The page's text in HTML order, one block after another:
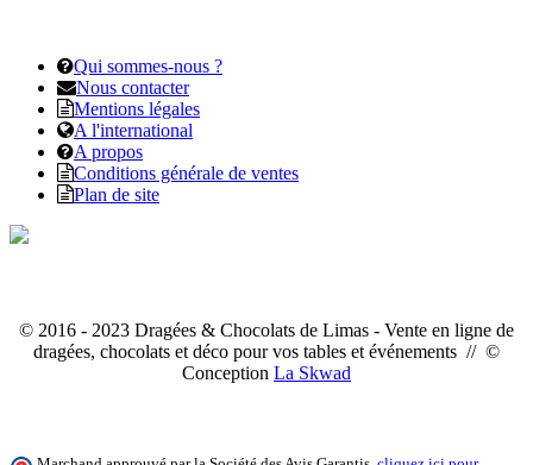
Qui sommes-nous ?
Nous contacter
Mentions légales
A l'international
A propos
Conditions générale de ventes
Plan de site
© 2016 - 2023 Dragées & Chocolats de Limas - Vente en ligne de
dragées, chocolats et déco pour vos tables et événements // ©
Conception La Skwad